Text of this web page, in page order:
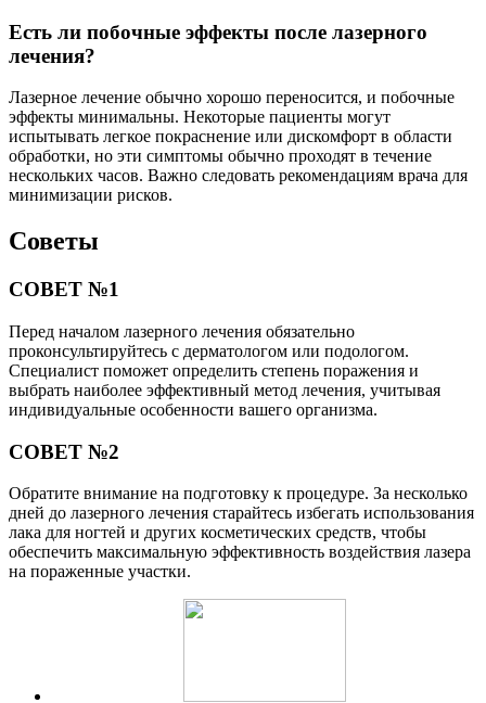
Есть ли побочные эффекты после лазерного
лечения?
Лазерное лечение обычно хорошо переносится, и побочные
эффекты минимальны. Некоторые пациенты могут
испытывать легкое покраснение или дискомфорт в области
обработки, но эти симптомы обычно проходят в течение
нескольких часов. Важно следовать рекомендациям врача для
минимизации рисков.
Советы
СОВЕТ №1
Перед началом лазерного лечения обязательно
проконсультируйтесь с дерматологом или подологом.
Специалист поможет определить степень поражения и
выбрать наиболее эффективный метод лечения, учитывая
индивидуальные особенности вашего организма.
СОВЕТ №2
Обратите внимание на подготовку к процедуре. За несколько
дней до лазерного лечения старайтесь избегать использования
лака для ногтей и других косметических средств, чтобы
обеспечить максимальную эффективность воздействия лазера
на пораженные участки.